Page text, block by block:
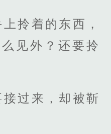
拎着的东西，
见外？还要拎
过来，却被靳